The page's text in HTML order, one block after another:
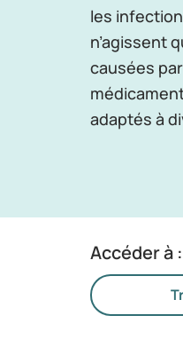
les
n’agissent
causées
adaptés à
Accéder à :